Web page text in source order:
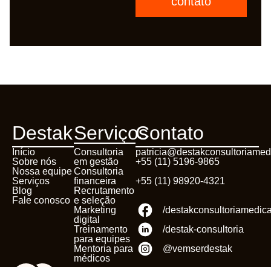
Destak
Início
Sobre nós
Nossa equipe
Serviços
Blog
Fale conosco
Serviços
Consultoria
em gestão
Consultoria
financeira
Recrutamento
e seleção
Marketing
digital
Treinamento
para equipes
Mentoria para
médicos
Contato
+55 (11) 5196-9865
+55 (11) 98920-4321
/
/destak-consultoria
@vemserdestak